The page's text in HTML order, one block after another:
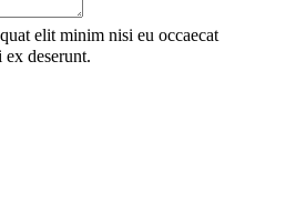
elit minim nisi eu occaecat
ex deserunt.